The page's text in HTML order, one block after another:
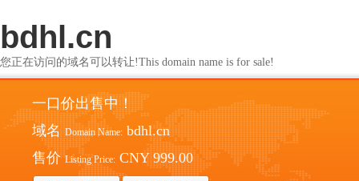
bdhl.cn
您正在访问的域名可以转让!This domain name is for sale!
一口价出售中！
域名 Domain Name: bdhl.cn
售价 Listing Price: CNY 999.00